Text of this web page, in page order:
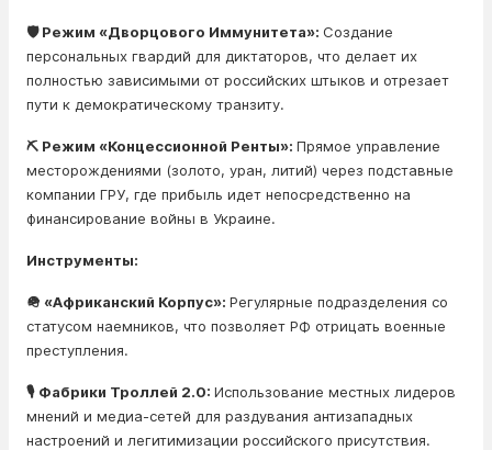
🛡️ Режим «Дворцового Иммунитета»: Создание
персональных гвардий для диктаторов, что делает их
полностью зависимыми от российских штыков и отрезает
пути к демократическому транзиту.
⛏️ Режим «Концессионной Ренты»: Прямое управление
месторождениями (золото, уран, литий) через подставные
компании ГРУ, где прибыль идет непосредственно на
финансирование войны в Украине.
Инструменты:
🪖 «Африканский Корпус»: Регулярные подразделения со
статусом наемников, что позволяет РФ отрицать военные
преступления.
🎙️ Фабрики Троллей 2.0: Использование местных лидеров
мнений и медиа-сетей для раздувания антизападных
настроений и легитимизации российского присутствия.